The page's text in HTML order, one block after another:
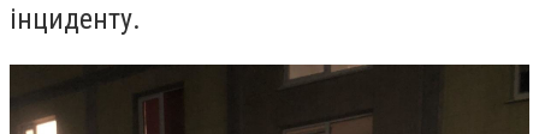
інциденту.